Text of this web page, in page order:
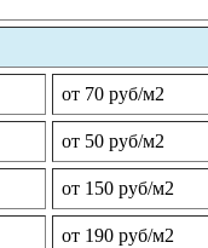
от 70 руб/м2
от 50 руб/м2
от 150 руб/м2
от 190 руб/м2